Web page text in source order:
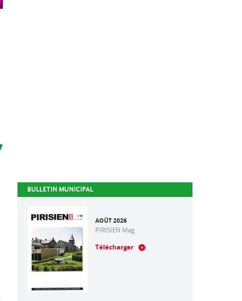
BULLETIN MUNICIPAL
AOÛT 2026
PIRISIEN Mag
Télécharger